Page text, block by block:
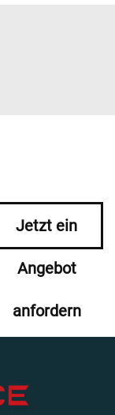
Jetzt ein
Angebot
anfordern